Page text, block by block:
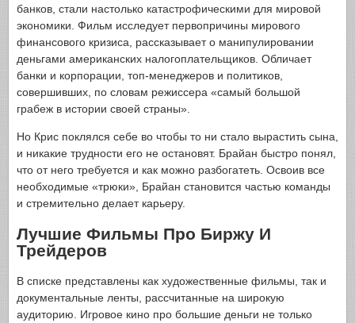
банков, стали настолько катастрофическими для мировой
экономики. Фильм исследует первопричины мирового
финансового кризиса, рассказывает о манипулировании
деньгами американских налогоплательщиков. Обличает
банки и корпорации, топ-менеджеров и политиков,
совершивших, по словам режиссера «самый большой
грабеж в истории своей страны».
Но Крис поклялся себе во чтобы то ни стало вырастить сына,
и никакие трудности его не остановят. Брайан быстро понял,
что от него требуется и как можно разбогатеть. Освоив все
необходимые «трюки», Брайан становится частью команды
и стремительно делает карьеру.
Лучшие Фильмы Про Биржу И
Трейдеров
В списке представлены как художественные фильмы, так и
документальные ленты, рассчитанные на широкую
аудиторию. Игровое кино про большие деньги не только